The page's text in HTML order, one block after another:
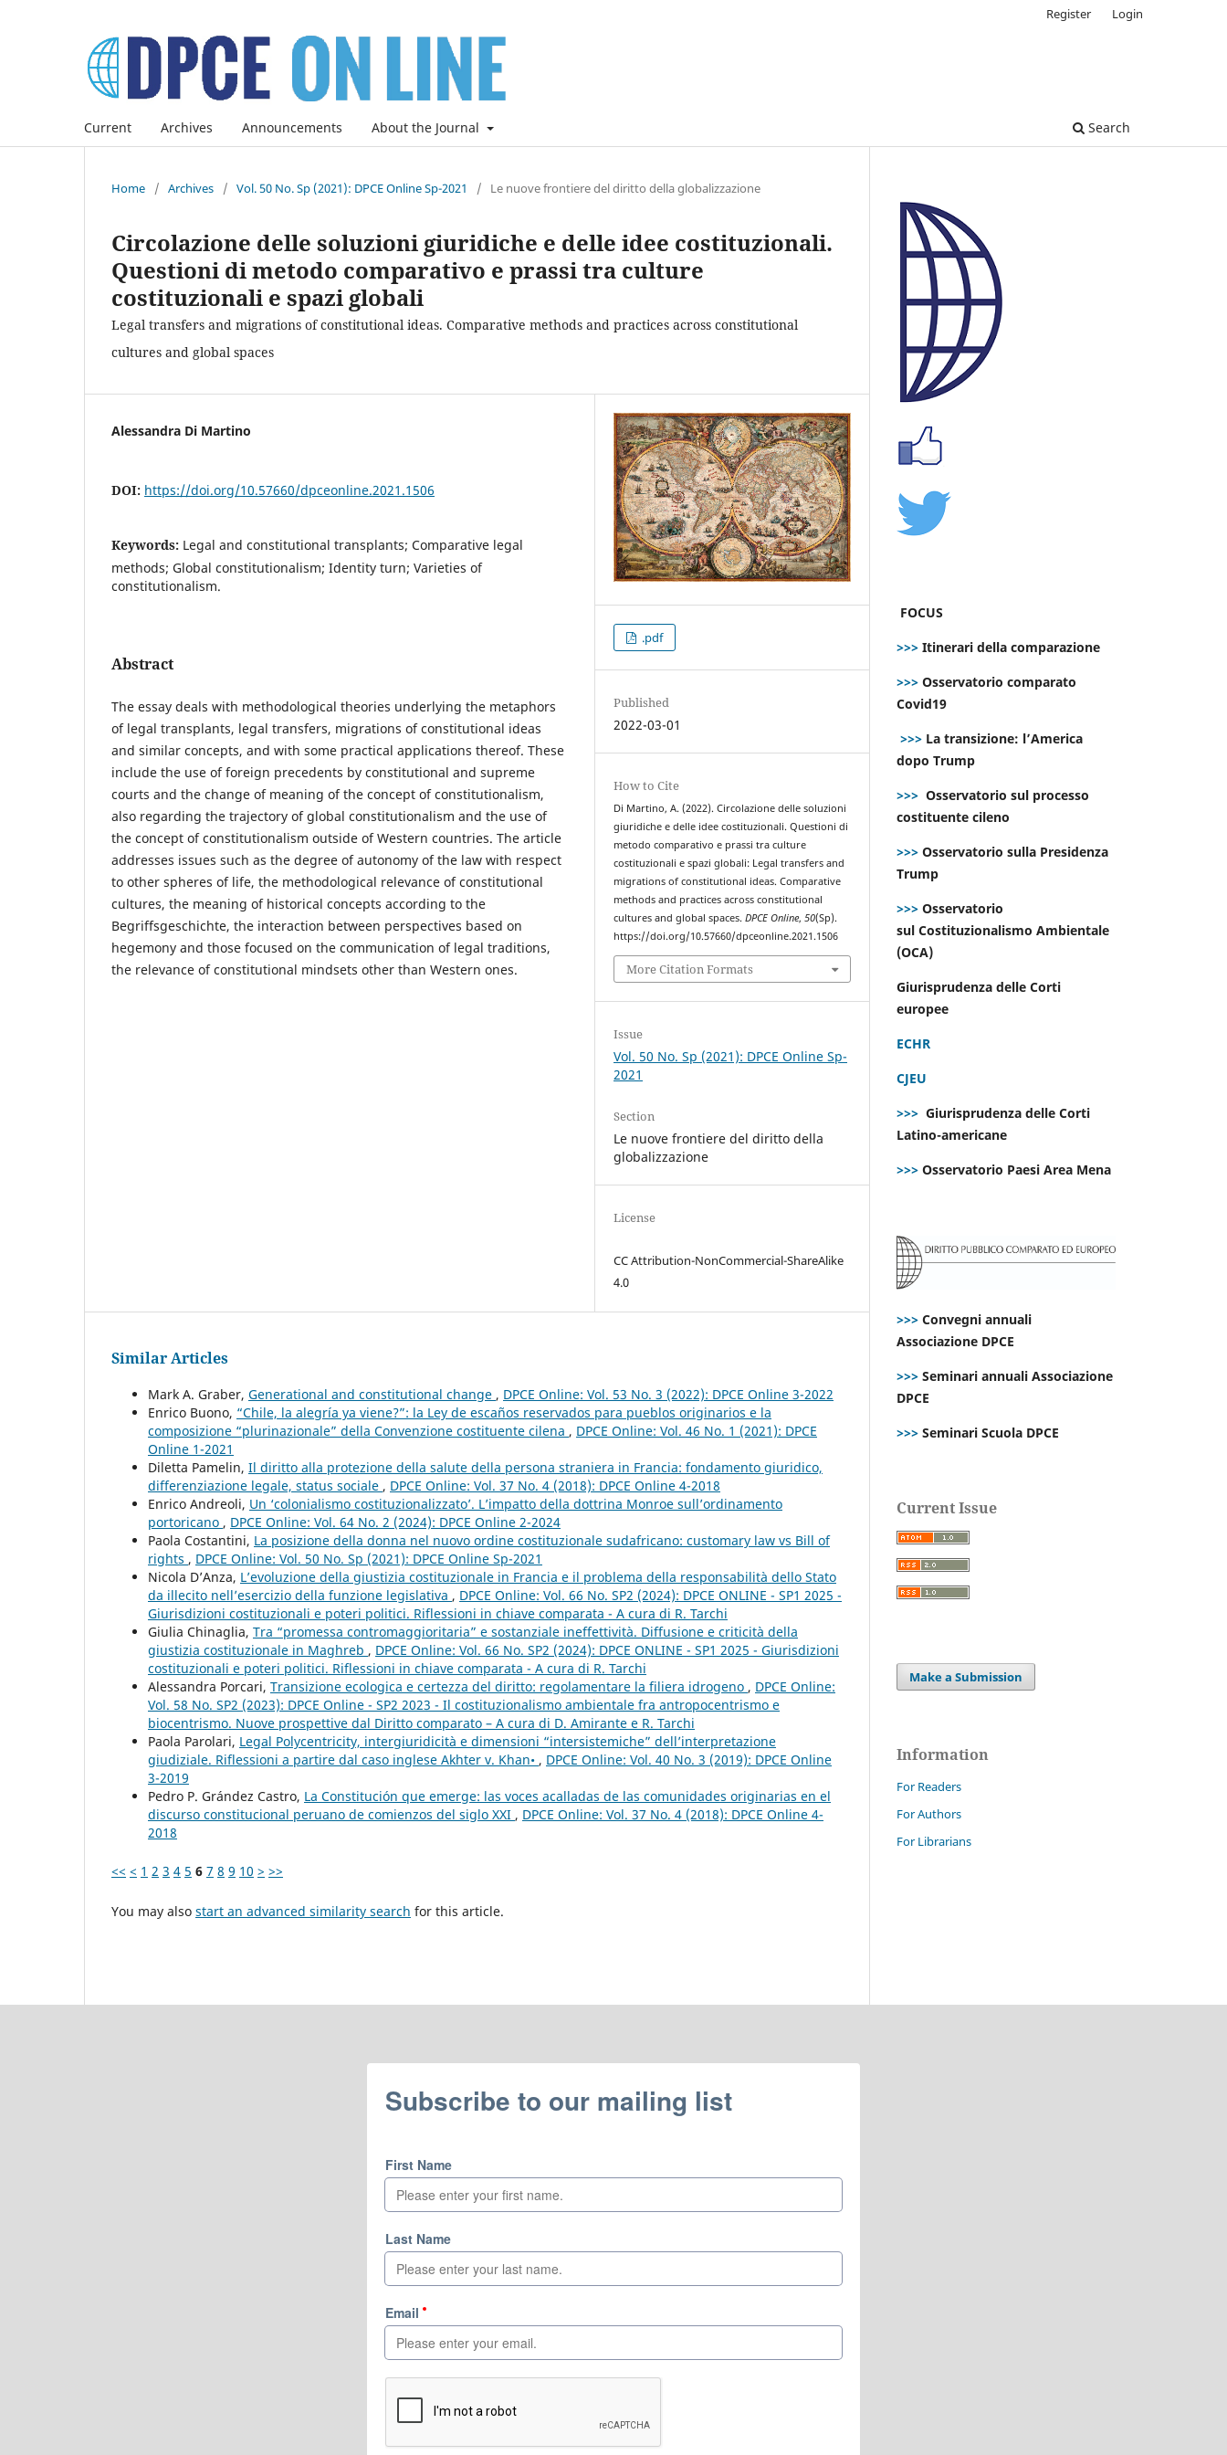
Current Archives Announcements About the Journal Search
Register Login
Home / Archives / Vol. 50 No. Sp (2021): DPCE Online Sp-2021 / Le nuove frontiere del diritto della globalizzazione
Circolazione delle soluzioni giuridiche e delle idee costituzionali.
Questioni di metodo comparativo e prassi tra culture
costituzionali e spazi globali
Legal transfers and migrations of constitutional ideas. Comparative methods and practices across constitutional
cultures and global spaces
Alessandra Di Martino
DOI: https://doi.org/10.57660/dpceonline.2021.1506
Keywords: Legal and constitutional transplants; Comparative legal
methods; Global constitutionalism; Identity turn; Varieties of
constitutionalism.
Abstract
The essay deals with methodological theories underlying the metaphors
of legal transplants, legal transfers, migrations of constitutional ideas
and similar concepts, and with some practical applications thereof. These
include the use of foreign precedents by constitutional and supreme
courts and the change of meaning of the concept of constitutionalism,
also regarding the trajectory of global constitutionalism and the use of
the concept of constitutionalism outside of Western countries. The article
addresses issues such as the degree of autonomy of the law with respect
to other spheres of life, the methodological relevance of constitutional
cultures, the meaning of historical concepts according to the
Begriffsgeschichte, the interaction between perspectives based on
hegemony and those focused on the communication of legal traditions,
the relevance of constitutional mindsets other than Western ones.
.pdf
Published
2022-03-01
How to Cite
Di Martino, A. (2022). Circolazione delle soluzioni
giuridiche e delle idee costituzionali. Questioni di
metodo comparativo e prassi tra culture
costituzionali e spazi globali: Legal transfers and
migrations of constitutional ideas. Comparative
methods and practices across constitutional
cultures and global spaces.DPCE Online,50(Sp).
https://doi.org/10.57660/dpceonline.2021.1506
More Citation Formats
Issue
Vol. 50 No. Sp (2021): DPCE Online Sp-
2021
Section
Le nuove frontiere del diritto della
globalizzazione
License
CC Attribution-NonCommercial-ShareAlike
4.0
Similar Articles
Mark A. Graber, Generational and constitutional change , DPCE Online: Vol. 53 No. 3 (2022): DPCE Online 3-2022
Enrico Buono, “Chile, la alegría ya viene?”: la Ley de escaños reservados para pueblos originarios e la
composizione “plurinazionale” della Convenzione costituente cilena , DPCE Online: Vol. 46 No. 1 (2021): DPCE
Online 1-2021
Diletta Pamelin, Il diritto alla protezione della salute della persona straniera in Francia: fondamento giuridico,
differenziazione legale, status sociale , DPCE Online: Vol. 37 No. 4 (2018): DPCE Online 4-2018
Enrico Andreoli, Un ‘colonialismo costituzionalizzato’. L’impatto della dottrina Monroe sull’ordinamento
portoricano , DPCE Online: Vol. 64 No. 2 (2024): DPCE Online 2-2024
Paola Costantini, La posizione della donna nel nuovo ordine costituzionale sudafricano: customary law vs Bill of
rights , DPCE Online: Vol. 50 No. Sp (2021): DPCE Online Sp-2021
Nicola D’Anza, L’evoluzione della giustizia costituzionale in Francia e il problema della responsabilità dello Stato
da illecito nell’esercizio della funzione legislativa , DPCE Online: Vol. 66 No. SP2 (2024): DPCE ONLINE - SP1 2025 -
Giurisdizioni costituzionali e poteri politici. Riflessioni in chiave comparata - A cura di R. Tarchi
Giulia Chinaglia, Tra “promessa contromaggioritaria” e sostanziale ineffettività. Diffusione e criticità della
giustizia costituzionale in Maghreb , DPCE Online: Vol. 66 No. SP2 (2024): DPCE ONLINE - SP1 2025 - Giurisdizioni
costituzionali e poteri politici. Riflessioni in chiave comparata - A cura di R. Tarchi
Alessandra Porcari, Transizione ecologica e certezza del diritto: regolamentare la filiera idrogeno , DPCE Online:
Vol. 58 No. SP2 (2023): DPCE Online - SP2 2023 - Il costituzionalismo ambientale fra antropocentrismo e
biocentrismo. Nuove prospettive dal Diritto comparato – A cura di D. Amirante e R. Tarchi
Paola Parolari, Legal Polycentricity, intergiuridicità e dimensioni “intersistemiche” dell’interpretazione
giudiziale. Riflessioni a partire dal caso inglese Akhter v. Khan• , DPCE Online: Vol. 40 No. 3 (2019): DPCE Online
3-2019
Pedro P. Grández Castro, La Constitución que emerge: las voces acalladas de las comunidades originarias en el
discurso constitucional peruano de comienzos del siglo XXI , DPCE Online: Vol. 37 No. 4 (2018): DPCE Online 4-
2018
<< < 1 2 3 4 5 6 7 8 9 10 > >>
You may also start an advanced similarity search for this article.
FOCUS
>>> Itinerari della comparazione
>>> Osservatorio comparato
Covid19
>>> La transizione: l’America
dopo Trump
>>> Osservatorio sul processo
costituente cileno
>>> Osservatorio sulla Presidenza
Trump
>>> Osservatorio
sul Costituzionalismo Ambientale
(OCA)
Giurisprudenza delle Corti
europee
ECHR
CJEU
>>> Giurisprudenza delle Corti
Latino-americane
>>> Osservatorio Paesi Area Mena
>>> Convegni annuali
Associazione DPCE
>>> Seminari annuali Associazione
DPCE
>>> Seminari Scuola DPCE
Current Issue
Make a Submission
Information
For Readers
For Authors
For Librarians